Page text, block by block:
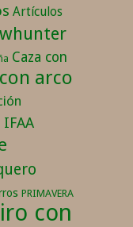
Artículos
Caza con
arco
IFAA
PRIMAVERA
con